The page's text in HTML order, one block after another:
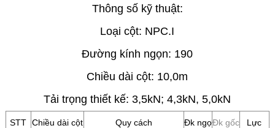
Thông số kỹ thuật:
Loại cột: NPC.I
Đường kính ngọn: 190
Chiều dài cột: 10,0m
Tải trọng thiết kế: 3,5kN; 4,3kN, 5,0kN
STT Chiều dài cột Quy cách Đk ngọĐk gốc Lực